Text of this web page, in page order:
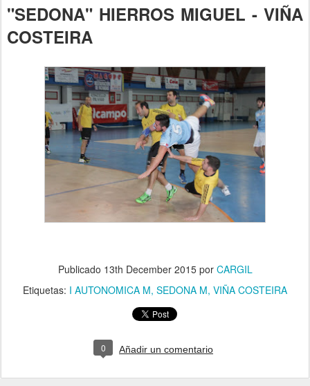
"SEDONA" HIERROS MIGUEL - VIÑA
COSTEIRA
Publicado 13th December 2015por CARGIL
Etiquetas: I AUTONOMICA M SEDONA M VIÑA COSTEIRA
0 Añadir un comentario